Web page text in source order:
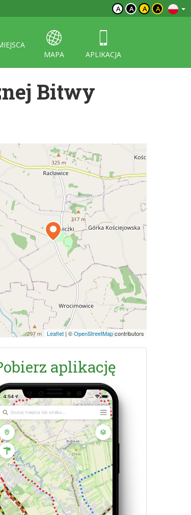
A A A A
MAPA
APLIKACJA
Bitwy
Leaflet | ©OpenStreetMapcontributors
aplikację